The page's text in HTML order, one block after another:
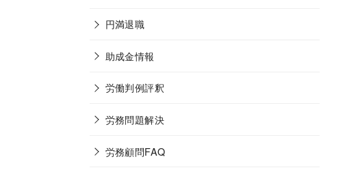
円満退職
助成金情報
労働判例評釈
労務問題解決
労務顧問FAQ